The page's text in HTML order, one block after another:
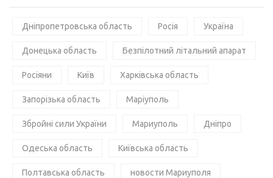
Дніпропетровська область Росія Україна
Донецька область Безпілотний літальний апарат
Росіяни Київ Харківська область
Запорізька область Маріуполь
Збройні сили України Мариуполь Дніпро
Одеська область Київська область
Полтавська область новости Мариуполя